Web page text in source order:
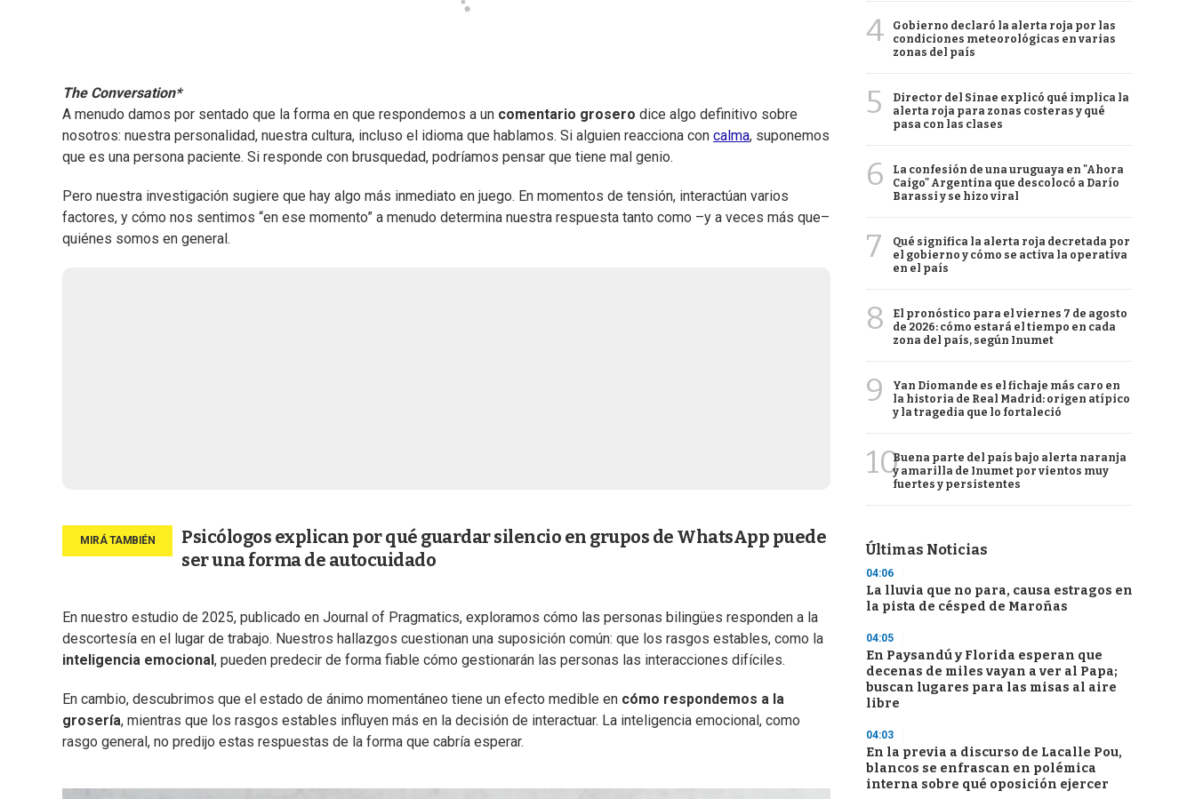
The Conversation*
A menudo damos por sentado que la forma en que respondemos a un comentario grosero dice algo definitivo sobre
nosotros: nuestra personalidad, nuestra cultura, incluso el idioma que hablamos. Si alguien reacciona con calma, suponemos
que es una persona paciente. Si responde con brusquedad, podríamos pensar que tiene mal genio.
Pero nuestra investigación sugiere que hay algo más inmediato en juego. En momentos de tensión, interactúan varios
factores, y cómo nos sentimos “en ese momento” a menudo determina nuestra respuesta tanto como –y a veces más que–
quiénes somos en general.
Psicólogos explican por qué guardar silencio en grupos de WhatsApp puede
ser una forma de autocuidado
En nuestro estudio de 2025, publicado en Journal of Pragmatics, exploramos cómo las personas bilingües responden a la
descortesía en el lugar de trabajo. Nuestros hallazgos cuestionan una suposición común: que los rasgos estables, como la
inteligencia emocional , pueden predecir de forma fiable cómo gestionarán las personas las interacciones difíciles.
En cambio, descubrimos que el estado de ánimo momentáneo tiene un efecto medible en cómo respondemos a la
grosería, mientras que los rasgos estables influyen más en la decisión de interactuar. La inteligencia emocional, como
rasgo general, no predijo estas respuestas de la forma que cabría esperar.
4
Gobierno declaró la alerta roja por las
condiciones meteorológicas en varias
zonas del país
5
Director del Sinae explicó qué implica la
alerta roja para zonas costeras y qué
pasa con las clases
6
La confesión de una uruguaya en "Ahora
Caigo" Argentina que descolocó a Darío
Barassi y se hizo viral
7
Qué significa la alerta roja decretada por
el gobierno y cómo se activa la operativa
en el país
8
El pronóstico para el viernes 7 de agosto
de 2026: cómo estará el tiempo en cada
zona del país, según Inumet
9
Yan Diomande es el fichaje más caro en
la historia de Real Madrid: origen atípico
y la tragedia que lo fortaleció
10Buena parte del país bajo alerta naranja
y amarilla de Inumet por vientos muy
fuertes y persistentes
Últimas Noticias
04:06
La lluvia que no para, causa estragos en
la pista de césped de Maroñas
04:05
En Paysandú y Florida esperan que
decenas de miles vayan a ver al Papa;
buscan lugares para las misas al aire
libre
04:03
En la previa a discurso de Lacalle Pou,
blancos se enfrascan en polémica
interna sobre qué oposición ejercer